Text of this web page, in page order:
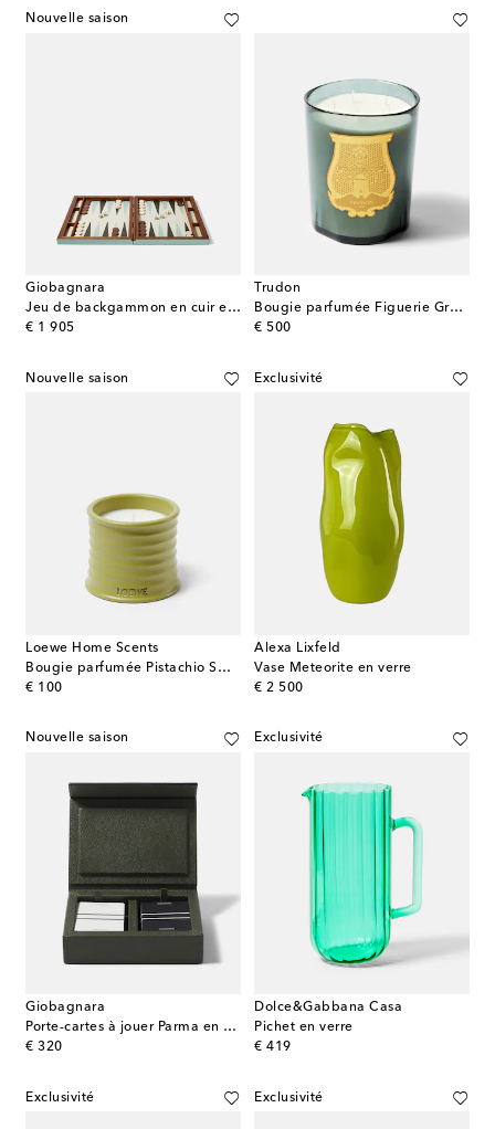
Nouvelle saison
Giobagnara
Jeu de backgammon en cuir et bois
€ 1 905
original price
Trudon
Bougie parfumée Figuerie Great
€ 500
original price
Nouvelle saison
Loewe Home Scents
Bougie parfumée Pistachio Small
€ 100
original price
Exclusivité
Alexa Lixfeld
Vase Meteorite en verre
€ 2 500
original price
Nouvelle saison
Giobagnara
Porte-cartes à jouer Parma en cuir
€ 320
original price
Exclusivité
Dolce&Gabbana Casa
Pichet en verre
€ 419
original price
Exclusivité Exclusivité